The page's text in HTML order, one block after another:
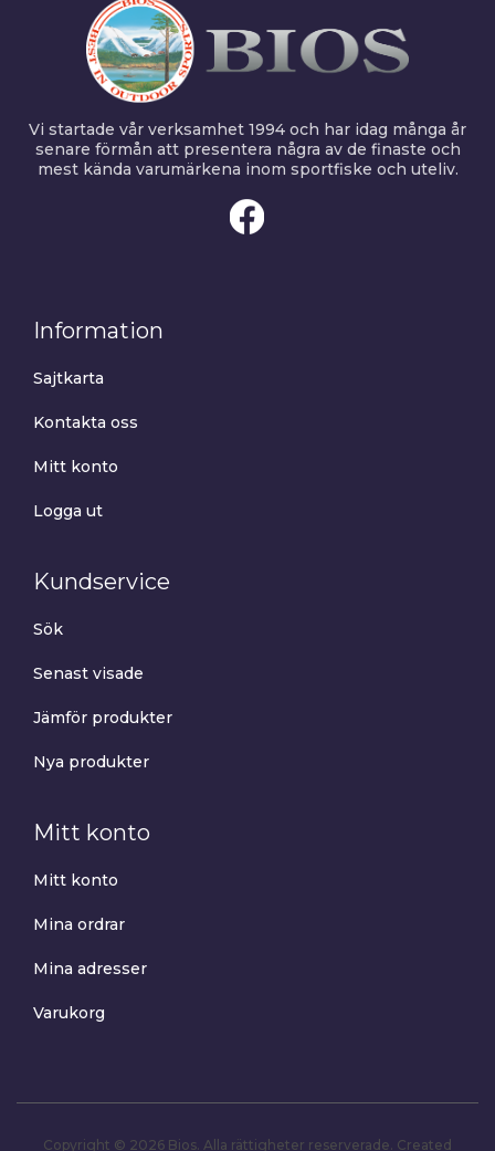
Vi startade vår verksamhet 1994 och har idag många år
senare förmån att presentera några av de finaste och
mest kända varumärkena inom sportfiske och uteliv.
Information
Sajtkarta
Kontakta oss
Mitt konto
Logga ut
Kundservice
Sök
Senast visade
Jämför produkter
Nya produkter
Mitt konto
Mitt konto
Mina ordrar
Mina adresser
Varukorg
Copyright © 2026 Bios. Alla rättigheter reserverade. Created